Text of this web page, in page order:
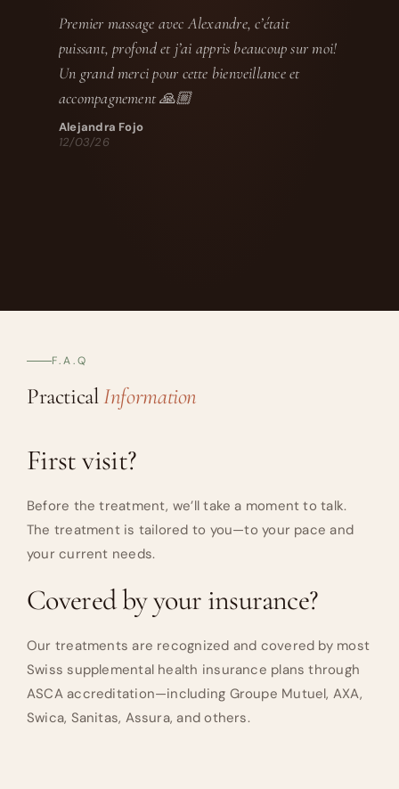
Premier massage avec Alexandre, c’était
puissant, profond et j’ai appris beaucoup sur moi!
Un grand merci pour cette bienveillance et
accompagnement 🙏🏼
Alejandra Fojo
12/03/26
F.A.Q
PracticalInformation
First visit?
Before the treatment, we’ll take a moment to talk.
The treatment is tailored to you—to your pace and
your current needs.
Covered by your insurance?
Our treatments are recognized and covered by most
Swiss supplemental health insurance plans through
ASCA accreditation—including Groupe Mutuel, AXA,
Swica, Sanitas, Assura, and others.